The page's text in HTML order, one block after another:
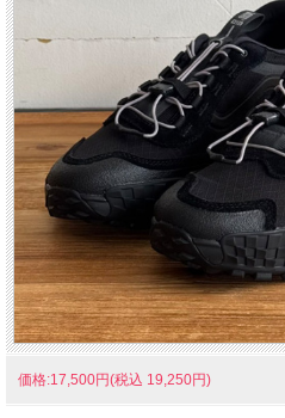
価格:17,500円(税込 19,250円)